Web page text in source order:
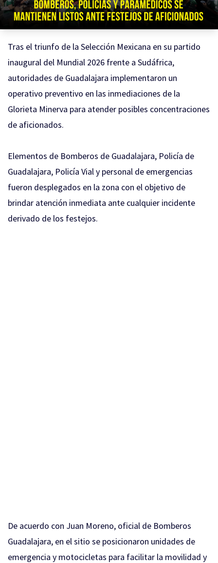
Tras el triunfo de la Selección Mexicana en su partido
inaugural del Mundial 2026 frente a Sudáfrica,
autoridades de Guadalajara implementaron un
operativo preventivo en las inmediaciones de la
Glorieta Minerva para atender posibles concentraciones
de aficionados.
Elementos de Bomberos de Guadalajara, Policía de
Guadalajara, Policía Vial y personal de emergencias
fueron desplegados en la zona con el objetivo de
brindar atención inmediata ante cualquier incidente
derivado de los festejos.
De acuerdo con Juan Moreno, oficial de Bomberos
Guadalajara, en el sitio se posicionaron unidades de
emergencia y motocicletas para facilitar la movilidad y